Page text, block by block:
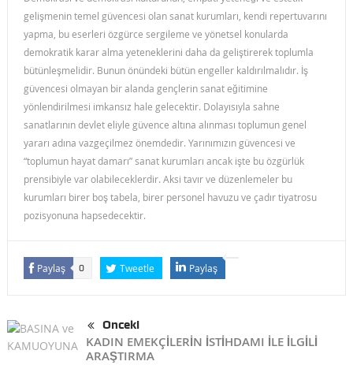
gelişmenin temel güvencesi olan sanat kurumları, kendi repertuvarını
yapma, bu eserleri özgürce sergileme ve yönetsel konularda
demokratik karar alma yeteneklerini daha da geliştirerek toplumla
bütünleşmelidir. Bunun önündeki bütün engeller kaldırılmalıdır. İş
güvencesi olmayan bir alanda gençlerin sanat eğitimine
yönlendirilmesi imkansız hale gelecektir. Dolayısıyla sahne
sanatlarının devlet eliyle güvence altına alınması toplumun genel
yararı adına vazgeçilmez önemdedir. Yarınımızın güvencesi ve
“toplumun hayat damarı” sanat kurumları ancak işte bu özgürlük
prensibiyle var olabileceklerdir. Aksi tavır ve düzenlemeler bu
kurumları birer boş tabela, birer personel havuzu ve çadır tiyatrosu
pozisyonuna hapsedecektir.
Paylaş 0 Tweetle Paylaş
Önceki
KADIN EMEKÇİLERİN İSTİHDAMI İLE İLGİLİ
ARAŞTIRMA